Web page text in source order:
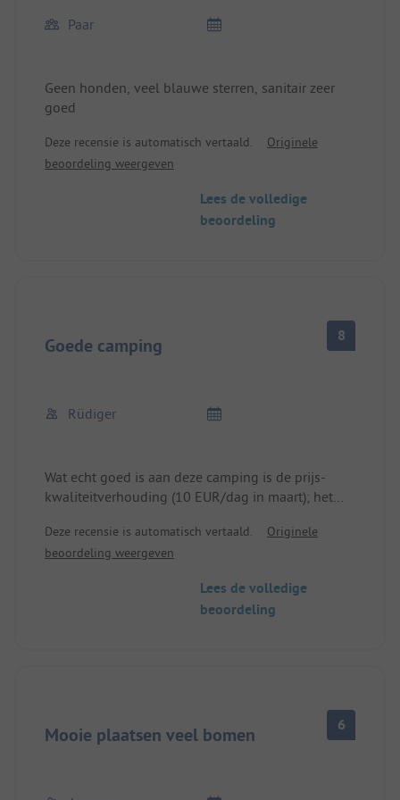
Paar
Geen honden, veel blauwe sterren, sanitair zeer
goed
Deze recensie is automatisch vertaald.
Originele
beoordeling weergeven
Lees de volledige
beoordeling
Goede camping 8
Rüdiger
Wat echt goed is aan deze camping is de prijs-
kwaliteitverhouding (10 EUR/dag in maart); het
ook OK; er zijn veel vaste kampeerders met hun
bovenbouw tot aan de vogelvolière...de ligging is
Deze recensie is automatisch vertaald.
Originele
beoordeling weergeven
Lees de volledige
beoordeling
Mooie plaatsen veel bomen 6